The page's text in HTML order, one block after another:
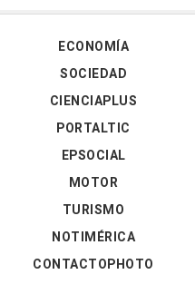
ECONOMÍA
SOCIEDAD
CIENCIAPLUS
PORTALTIC
EPSOCIAL
MOTOR
TURISMO
NOTIMÉRICA
CONTACTOPHOTO